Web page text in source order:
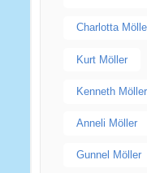
Charlotta
Kurt Möller
Kenneth Möller
Anneli Möller
Gunnel Möller